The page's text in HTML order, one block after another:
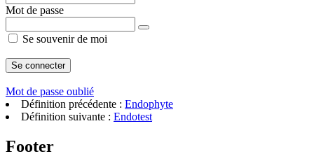
Mot de passe
Se souvenir de moi
Mot de passe oublié
Définition précédente : Endophyte
Définition suivante : Endotest
Footer